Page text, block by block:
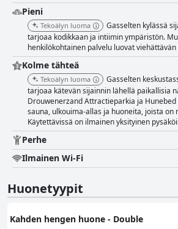
Pieni
Tekoälyn luoma
Gasselten kylässä
tarjoaa kodikkaan ja intiimin ympäristön.
henkilökohtainen palvelu luovat
Kolme tähteä
Tekoälyn luoma
Gasselten
tarjoaa kätevän sijainnin lähellä paikallisia
Drouwenerzand Attractieparkia ja
sauna, ulkouima-allas ja huoneita, joista on
Käytettävissä on ilmainen yksityinen
Perhe
Ilmainen Wi-Fi
Huonetyypit
Kahden hengen huone - Double